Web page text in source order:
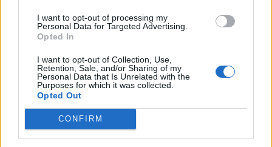
I want to opt-out of processing my
Personal Data for Targeted Advertising.
Opted In
I want to opt-out of Collection, Use,
Retention, Sale, and/or Sharing of my
Personal Data that Is Unrelated with the
Purposes for which it was collected.
Opted Out
CONFIRM